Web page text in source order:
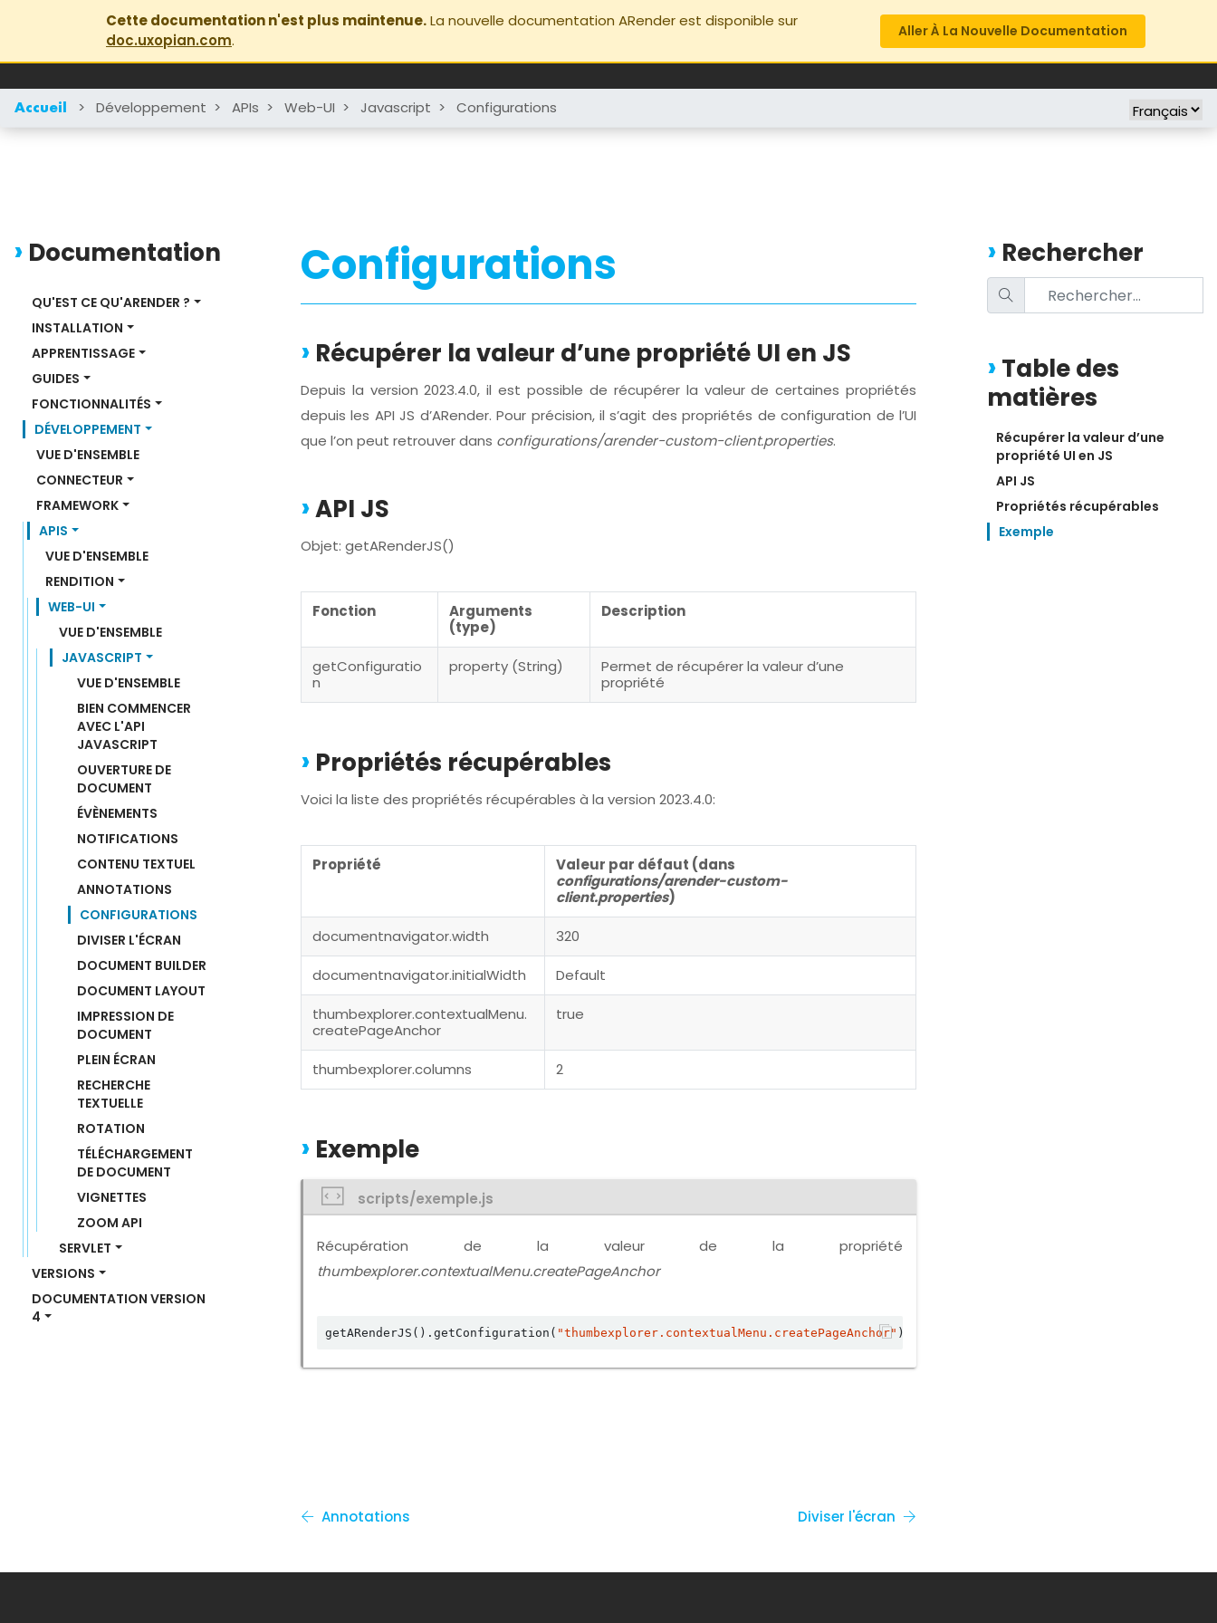
Cette documentation n'est plus maintenue.La nouvelle documentation ARender est disponible sur
doc.uxopian.com.
Aller À La Nouvelle Documentation
FREE TRIAL COMPANY
Accueil > Développement > APIs > Web-UI > Javascript > Configurations
Documentation
QU'EST CE QU'ARENDER ?
INSTALLATION
APPRENTISSAGE
GUIDES
FONCTIONNALITÉS
DÉVELOPPEMENT
VUE D'ENSEMBLE
CONNECTEUR
FRAMEWORK
APIS
VUE D'ENSEMBLE
RENDITION
WEB-UI
VUE D'ENSEMBLE
JAVASCRIPT
VUE D'ENSEMBLE
BIEN COMMENCER
AVEC L'API
JAVASCRIPT
OUVERTURE DE
DOCUMENT
ÉVÈNEMENTS
NOTIFICATIONS
CONTENU TEXTUEL
ANNOTATIONS
CONFIGURATIONS
DIVISER L'ÉCRAN
DOCUMENT BUILDER
DOCUMENT LAYOUT
IMPRESSION DE
DOCUMENT
PLEIN ÉCRAN
RECHERCHE
TEXTUELLE
ROTATION
TÉLÉCHARGEMENT
DE DOCUMENT
VIGNETTES
ZOOM API
SERVLET
VERSIONS
DOCUMENTATION VERSION
4
Configurations
Récupérer la valeur d’une propriété UI en JS
Depuis la version 2023.4.0, il est possible de récupérer la valeur de certaines propriétés
depuis les API JS d’ARender. Pour précision, il s’agit des propriétés de configuration de l’UI
que l’on peut retrouver dans configurations/arender-custom-client.properties.
API JS
Objet: getARenderJS()
Fonction
Arguments
(type)
Description
getConfiguratio
n
property (String)
Permet de récupérer la valeur d’une
propriété
Propriétés récupérables
Voici la liste des propriétés récupérables à la version 2023.4.0:
Propriété
Valeur par défaut (dans
configurations/arender-custom-
client.properties)
documentnavigator.width 320
documentnavigator.initialWidth Default
thumbexplorer.contextualMenu.
createPageAnchor
true
thumbexplorer.columns 2
Exemple
scripts/exemple.js
Récupération de la valeur de la propriété
thumbexplorer.contextualMenu.createPageAnchor
getARenderJS().getConfiguration( "thumbexplorer.contextualMenu.createPageAnchor"
Annotations Diviser l'écran
Rechercher
Table des
matières
Récupérer la valeur d’une
propriété UI en JS
API JS
Propriétés récupérables
Exemple